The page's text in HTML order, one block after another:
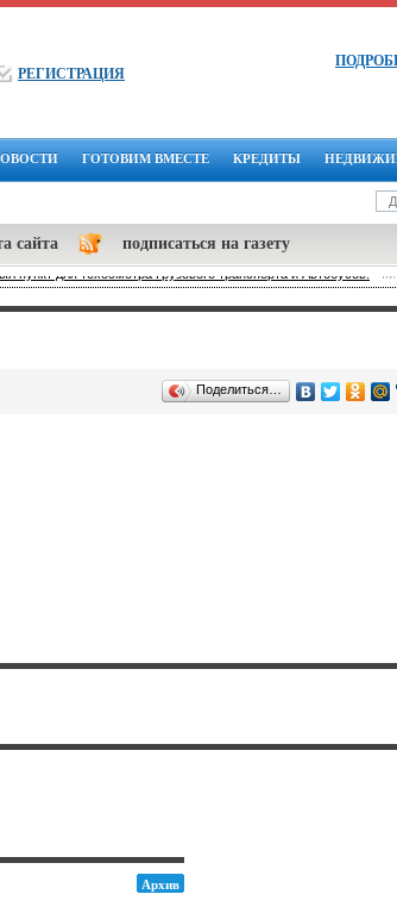
РЕГИСТРАЦИЯ
ГОТОВИМ ВМЕСТЕ КРЕДИТЫ
сайта подписаться на газету
пункт для техосмотра Грузового транспорта и Автобусов.
Поделиться…
Архив